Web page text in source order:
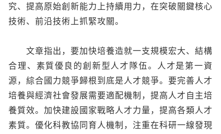
究、提高原始創新能力上持續用力，在突破關鍵核心
技術、前沿技術上抓緊攻關。
文章指出，要加快培養造就一支規模宏大、結構
合理、素質優良的創新型人才隊伍。人才是第一資
源，綜合國力競爭歸根到底是人才競爭。要完善人才
培養與經濟社會發展需要適配機制，提高人才自主培
養質效。加快建設國家戰略人才力量，提高各類人才
素質。優化科教協同育人機制，注重在科研一線發現